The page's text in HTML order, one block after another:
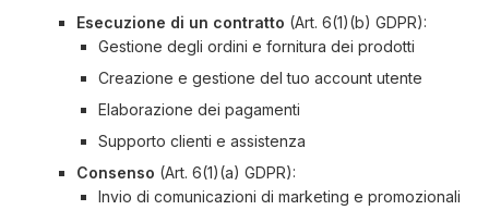
Esecuzione di un contratto (Art. 6(1)(b) GDPR):
Gestione degli ordini e fornitura dei prodotti
Creazione e gestione del tuo account utente
Elaborazione dei pagamenti
Supporto clienti e assistenza
Consenso (Art. 6(1)(a) GDPR):
Invio di comunicazioni di marketing e promozionali